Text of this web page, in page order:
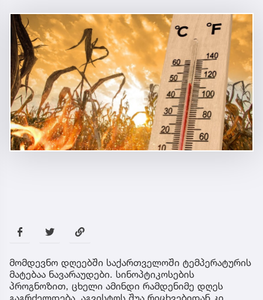
მომდევნო დღეებში საქართველოში ტემპერატურის
მატებაა ნავარაუდები. სინოპტიკოსების
პროგნოზით, ცხელი ამინდი რამდენიმე დღეს
გაგრძელდება. აგვისტოს შუა რიცხვებიდან კი